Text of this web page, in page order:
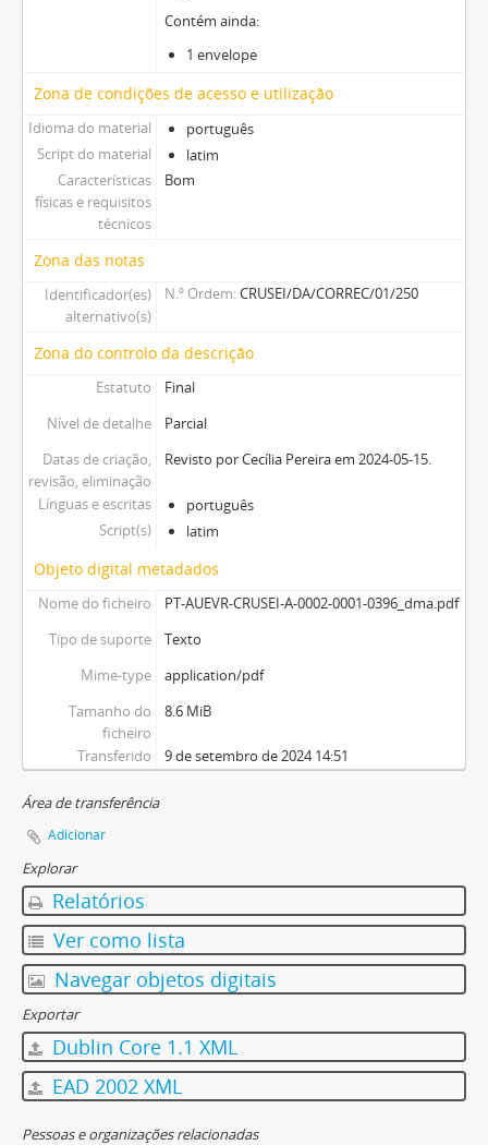
Contém ainda:
1 envelope
Zona de condições de acesso e utilização
Idioma do material
português
Script do material
latim
Características
físicas e requisitos
técnicos
Bom
Zona das notas
Identificador(es)
alternativo(s)
N.º Ordem CRUSEI/DA/CORREC/01/250
Zona do controlo da descrição
Estatuto
Final
Nível de detalhe
Parcial
Datas de criação,
revisão, eliminação
Revisto por Cecília Pereira em 2024-05-15.
Línguas e escritas
português
Script(s)
latim
Objeto digital metadados
Nome do ficheiro
PT-AUEVR-CRUSEI-A-0002-0001-0396_dma.pdf
Tipo de suporte
Texto
Mime-type
application/pdf
Tamanho do
ficheiro
8.6 MiB
Transferido 9 de setembro de 2024 14:51
Área de transferência
Adicionar
Explorar
Relatórios
Ver como lista
Navegar objetos digitais
Exportar
Dublin Core 1.1 XML
EAD 2002 XML
Pessoas e organizações relacionadas